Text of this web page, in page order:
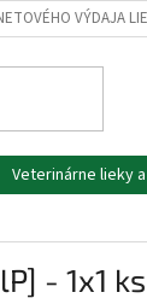
VÝDAJA
Veterinárne lieky
- 1x1 ks